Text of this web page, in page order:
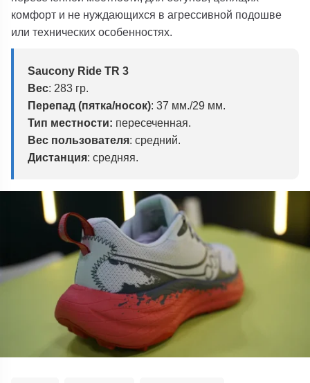
комфорт и не нуждающихся в агрессивной подошве
или технических особенностях.
Saucony Ride TR 3
Вес: 283 гр.
Перепад (пятка/носок): 37 мм./29 мм.
Тип местности: пересеченная.
Вес пользователя: средний.
Дистанция: средняя.